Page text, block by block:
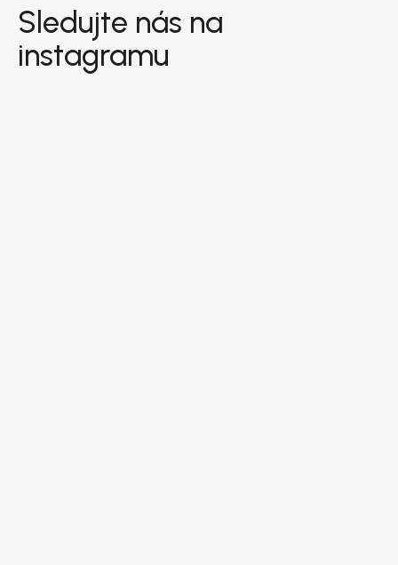
Sledujte nás na
instagramu